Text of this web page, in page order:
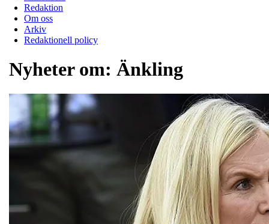
Redaktion
Om oss
Arkiv
Redaktionell policy
Nyheter om: Änkling